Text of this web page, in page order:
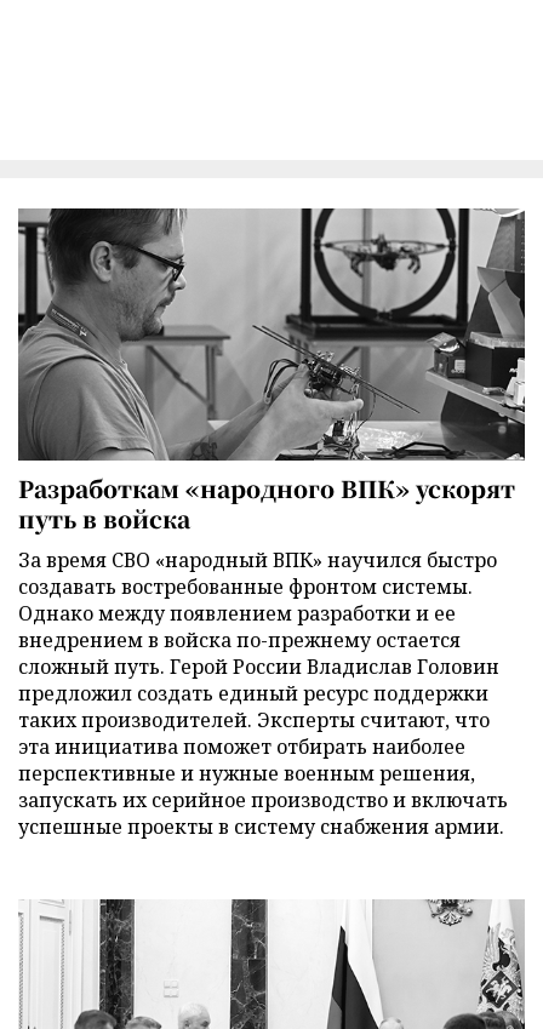
Разработкам «народного ВПК» ускорят
путь в войска
За время СВО «народный ВПК» научился быстро
создавать востребованные фронтом системы.
Однако между появлением разработки и ее
внедрением в войска по-прежнему остается
сложный путь. Герой России Владислав Головин
предложил создать единый ресурс поддержки
таких производителей. Эксперты считают, что
эта инициатива поможет отбирать наиболее
перспективные и нужные военным решения,
запускать их серийное производство и включать
успешные проекты в систему снабжения армии.